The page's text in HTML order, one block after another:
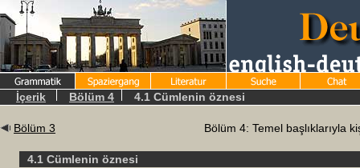
İçerik Bölüm 4 4.1 Cümlenin öznesi
Bölüm 3 Bölüm 4: Temel başlıklarıyla
4.1 Cümlenin öznesi